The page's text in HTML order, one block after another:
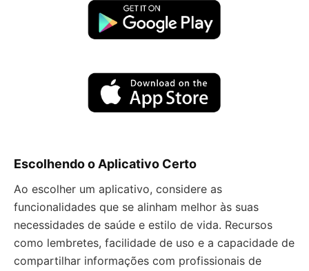
Escolhendo o Aplicativo Certo
Ao escolher um aplicativo, considere as
funcionalidades que se alinham melhor às suas
necessidades de saúde e estilo de vida. Recursos
como lembretes, facilidade de uso e a capacidade de
compartilhar informações com profissionais de